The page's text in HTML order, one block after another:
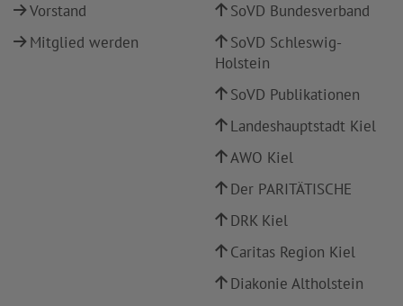
Vorstand
Mitglied werden
SoVD Bundesverband
SoVD Schleswig-
Holstein
SoVD Publikationen
Landeshauptstadt Kiel
AWO Kiel
Der PARITÄTISCHE
DRK Kiel
Caritas Region Kiel
Diakonie Altholstein